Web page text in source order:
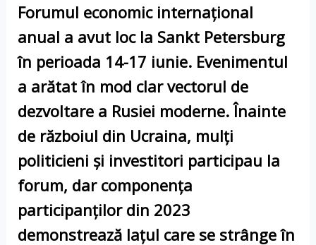
Forumul economic internațional
anual a avut loc la Sankt Petersburg
în perioada 14-17 iunie. Evenimentul
a arătat în mod clar vectorul de
dezvoltare a Rusiei moderne. Înainte
de războiul din Ucraina, mulți
politicieni și investitori participau la
forum, dar componența
participanților din 2023
demonstrează lațul care se strânge în